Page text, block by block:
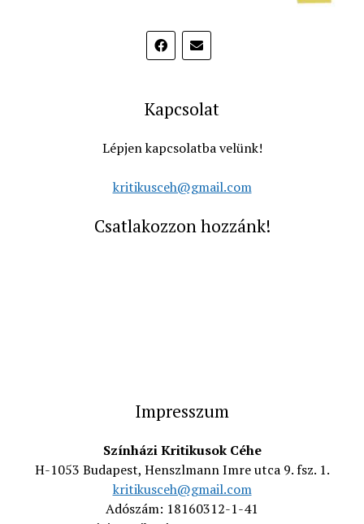
Kapcsolat
Lépjen kapcsolatba velünk!
kritikusceh@gmail.com
Csatlakozzon hozzánk!
Impresszum
Színházi Kritikusok Céhe
H-1053 Budapest, Henszlmann Imre utca 9. fsz. 1.
kritikusceh@gmail.com
Adószám: 18160312-1-41